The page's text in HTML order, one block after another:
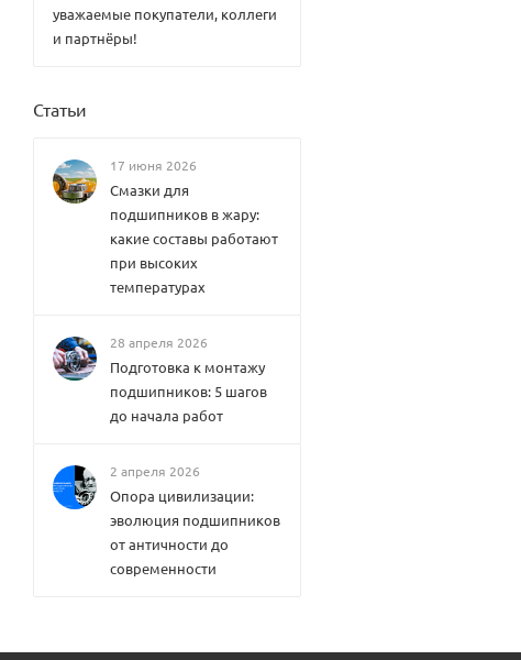
уважаемые покупатели, коллеги
и партнёры!
Статьи
17 июня 2026
Смазки для
подшипников в жару:
какие составы работают
при высоких
температурах
28 апреля 2026
Подготовка к монтажу
подшипников: 5 шагов
до начала работ
2 апреля 2026
Опора цивилизации:
эволюция подшипников
от античности до
современности